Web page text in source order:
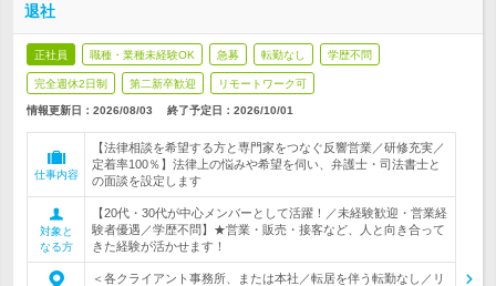
退社
正社員 職種・業種未経験OK 急募 転勤なし 学歴不問
完全週休2日制 第二新卒歓迎 リモートワーク可
情報更新日：2026/08/03 終了予定日： 2026/10/01
仕事内容
【法律相談を希望する方と専門家をつなぐ反響営業／研修充実／
定着率100％】法律上の悩みや希望を伺い、弁護士・司法書士と
の面談を設定します
対象と
なる方
【20代・30代が中心メンバーとして活躍！／未経験歓迎・営業経
験者優遇／学歴不問】★営業・販売・接客など、人と向き合って
きた経験が活かせます！
＜各クライアント事務所、または本社／転居を伴う転勤なし／リ